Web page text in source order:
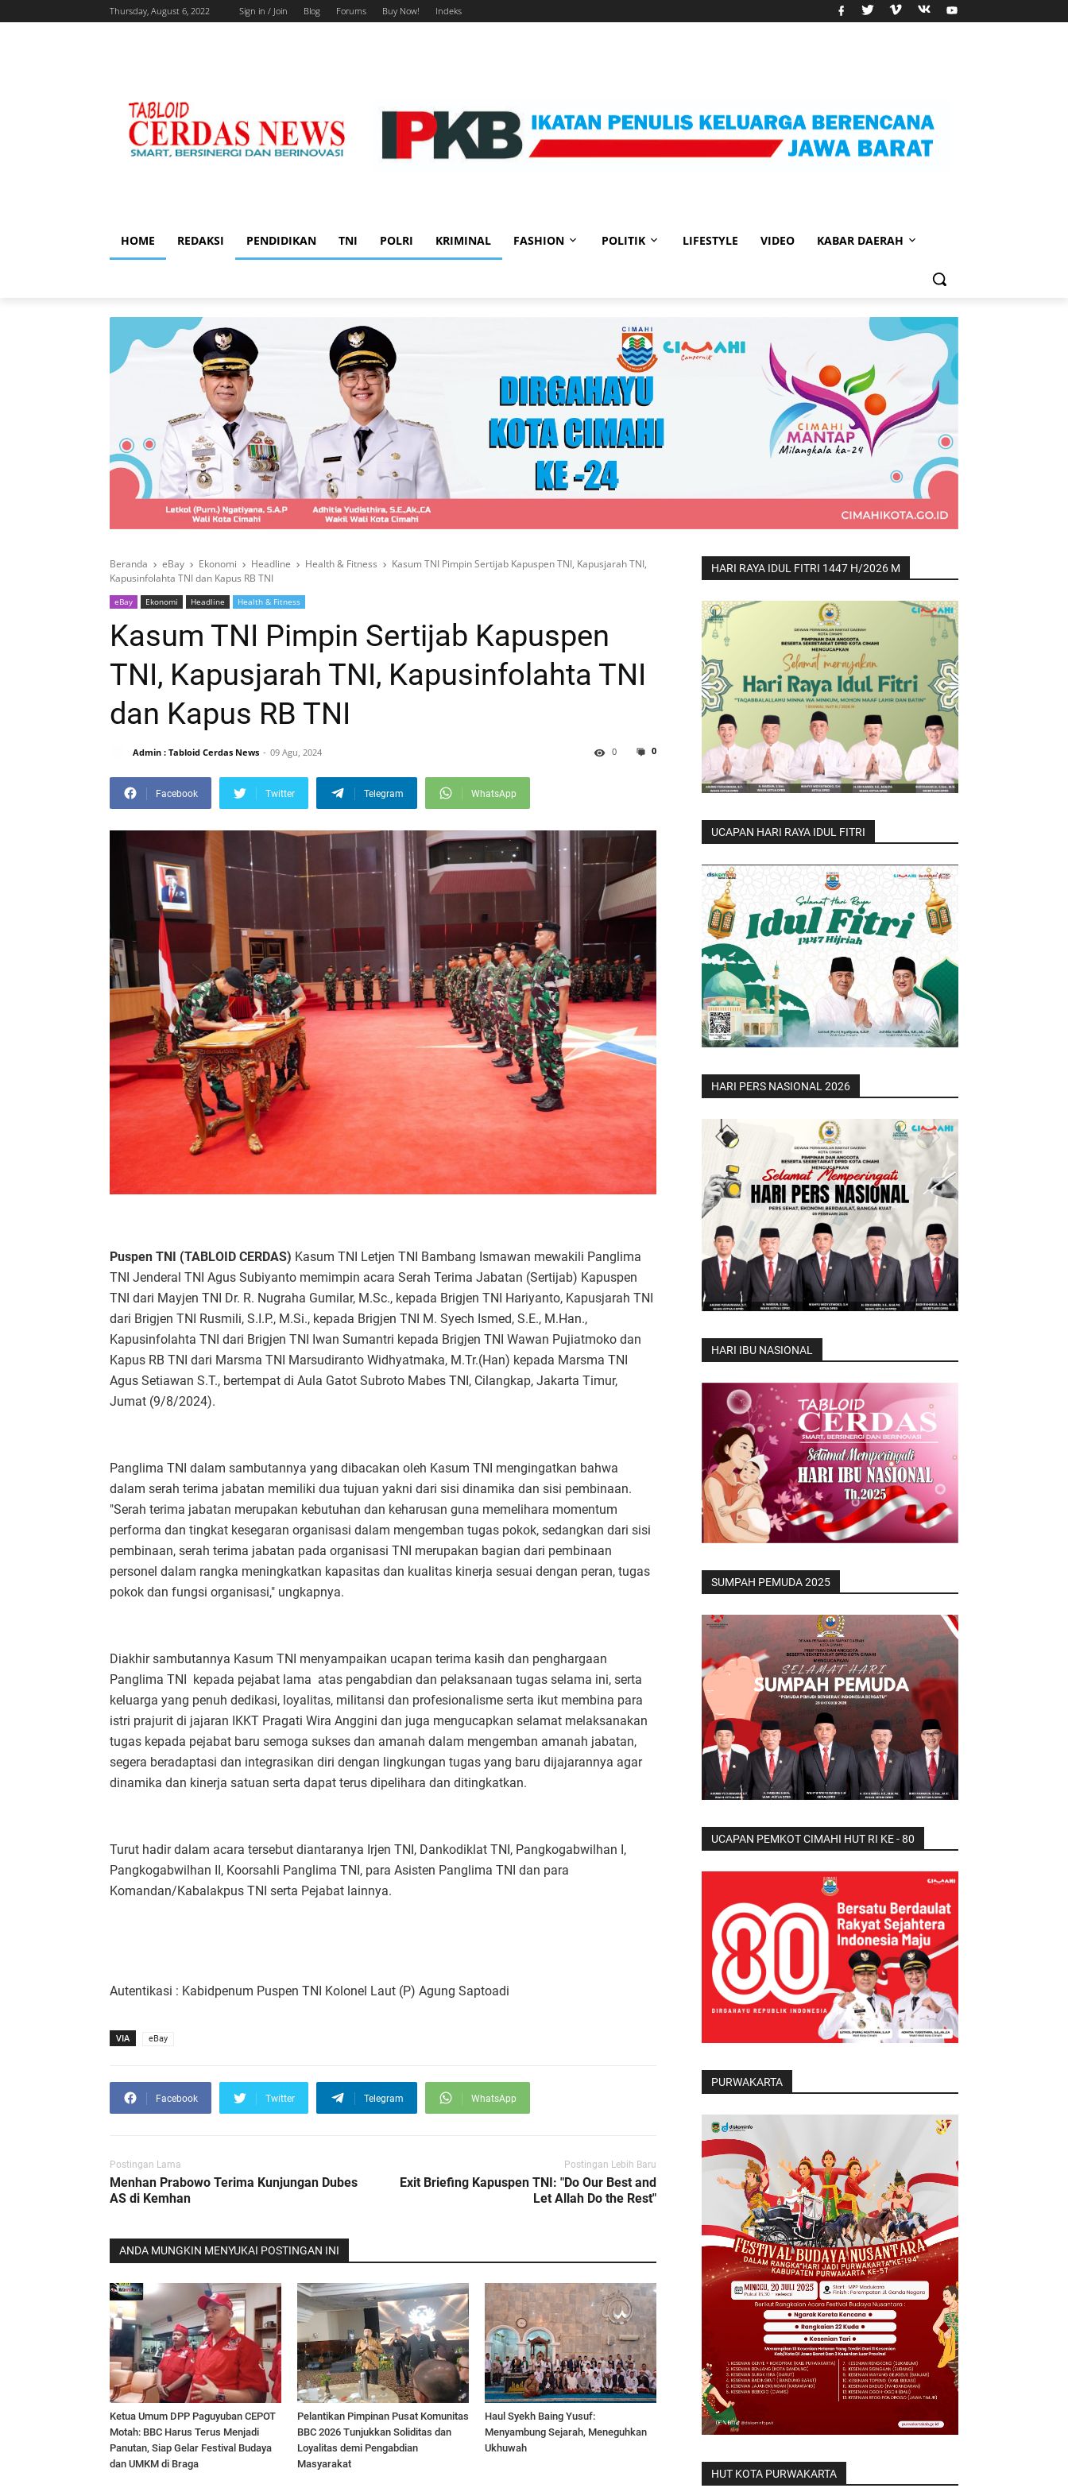
Thursday, August 6, 2022 Sign in / Join Blog Forums Buy Now! Indeks
HOME REDAKSI PENDIDIKAN TNI POLRI KRIMINAL FASHION POLITIK LIFESTYLE VIDEO KABAR DAERAH
Beranda eBay Ekonomi Headline Health & Fitness
Kasum TNI Pimpin Sertijab Kapuspen TNI, Kapusjarah TNI,
Kapusinfolahta TNI dan Kapus RB TNI
eBay Ekonomi Headline Health & Fitness
Kasum TNI Pimpin Sertijab Kapuspen
TNI, Kapusjarah TNI, Kapusinfolahta TNI
dan Kapus RB TNI
Admin : Tabloid Cerdas News 09 Agu, 2024 0
0
Facebook Twitter Telegram WhatsApp
Puspen TNI (TABLOID CERDAS) Kasum TNI Letjen TNI Bambang Ismawan mewakili Panglima
TNI Jenderal TNI Agus Subiyanto memimpin acara Serah Terima Jabatan (Sertijab) Kapuspen
TNI dari Mayjen TNI Dr. R. Nugraha Gumilar, M.Sc., kepada Brigjen TNI Hariyanto, Kapusjarah TNI
dari Brigjen TNI Rusmili, S.I.P., M.Si., kepada Brigjen TNI M. Syech Ismed, S.E., M.Han.,
Kapusinfolahta TNI dari Brigjen TNI Iwan Sumantri kepada Brigjen TNI Wawan Pujiatmoko dan
Kapus RB TNI dari Marsma TNI Marsudiranto Widhyatmaka, M.Tr.(Han) kepada Marsma TNI
Agus Setiawan S.T., bertempat di Aula Gatot Subroto Mabes TNI, Cilangkap, Jakarta Timur,
Jumat (9/8/2024).
Panglima TNI dalam sambutannya yang dibacakan oleh Kasum TNI mengingatkan bahwa
dalam serah terima jabatan memiliki dua tujuan yakni dari sisi dinamika dan sisi pembinaan.
"Serah terima jabatan merupakan kebutuhan dan keharusan guna memelihara momentum
performa dan tingkat kesegaran organisasi dalam mengemban tugas pokok, sedangkan dari sisi
pembinaan, serah terima jabatan pada organisasi TNI merupakan bagian dari pembinaan
personel dalam rangka meningkatkan kapasitas dan kualitas kinerja sesuai dengan peran, tugas
pokok dan fungsi organisasi," ungkapnya.
Diakhir sambutannya Kasum TNI menyampaikan ucapan terima kasih dan penghargaan
Panglima TNI kepada pejabat lama atas pengabdian dan pelaksanaan tugas selama ini, serta
keluarga yang penuh dedikasi, loyalitas, militansi dan profesionalisme serta ikut membina para
istri prajurit di jajaran IKKT Pragati Wira Anggini dan juga mengucapkan selamat melaksanakan
tugas kepada pejabat baru semoga sukses dan amanah dalam mengemban amanah jabatan,
segera beradaptasi dan integrasikan diri dengan lingkungan tugas yang baru dijajarannya agar
dinamika dan kinerja satuan serta dapat terus dipelihara dan ditingkatkan.
Turut hadir dalam acara tersebut diantaranya Irjen TNI, Dankodiklat TNI, Pangkogabwilhan I,
Pangkogabwilhan II, Koorsahli Panglima TNI, para Asisten Panglima TNI dan para
Komandan/Kabalakpus TNI serta Pejabat lainnya.
Autentikasi : Kabidpenum Puspen TNI Kolonel Laut (P) Agung Saptoadi
VIA eBay
Facebook Twitter Telegram WhatsApp
Postingan Lama
Menhan Prabowo Terima Kunjungan Dubes
AS di Kemhan
Postingan Lebih Baru
Exit Briefing Kapuspen TNI: "Do Our Best and
Let Allah Do the Rest"
ANDA MUNGKIN MENYUKAI POSTINGAN INI
Ketua Umum DPP Paguyuban CEPOT
Motah: BBC Harus Terus Menjadi
Panutan, Siap Gelar Festival Budaya
dan UMKM di Braga
Pelantikan Pimpinan Pusat Komunitas
BBC 2026 Tunjukkan Soliditas dan
Loyalitas demi Pengabdian
Masyarakat
Haul Syekh Baing Yusuf:
Menyambung Sejarah, Meneguhkan
Ukhuwah
HARI RAYA IDUL FITRI 1447 H/2026 M
UCAPAN HARI RAYA IDUL FITRI
HARI PERS NASIONAL 2026
HARI IBU NASIONAL
SUMPAH PEMUDA 2025
UCAPAN PEMKOT CIMAHI HUT RI KE - 80
PURWAKARTA
HUT KOTA PURWAKARTA